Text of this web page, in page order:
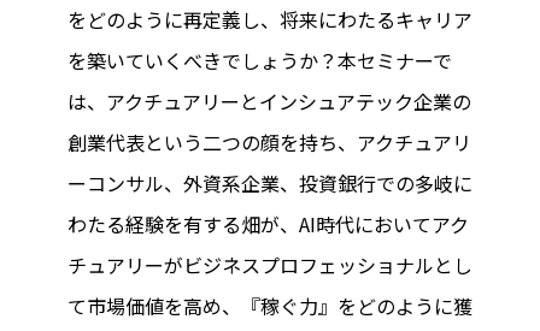
をどのように再定義し、将来にわたるキャリア
を築いていくべきでしょうか？本セミナーで
は、アクチュアリーとインシュアテック企業の
創業代表という二つの顔を持ち、アクチュアリ
ーコンサル、外資系企業、投資銀行での多岐に
わたる経験を有する畑が、AI時代においてアク
チュアリーがビジネスプロフェッショナルとし
て市場価値を高め、『稼ぐ力』をどのように獲